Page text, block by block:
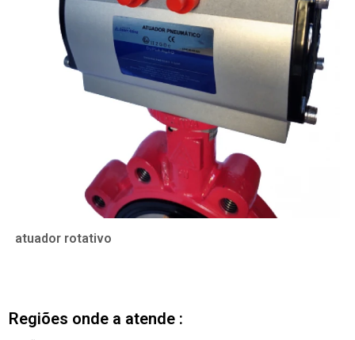
atuador rotativo
Regiões onde a atende :